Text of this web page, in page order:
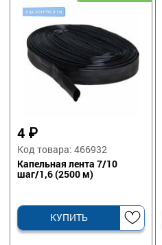
4 ₽
Код товара: 466932
Капельная лента 7/10
шаг/1,6 (2500 м)
КУПИТЬ